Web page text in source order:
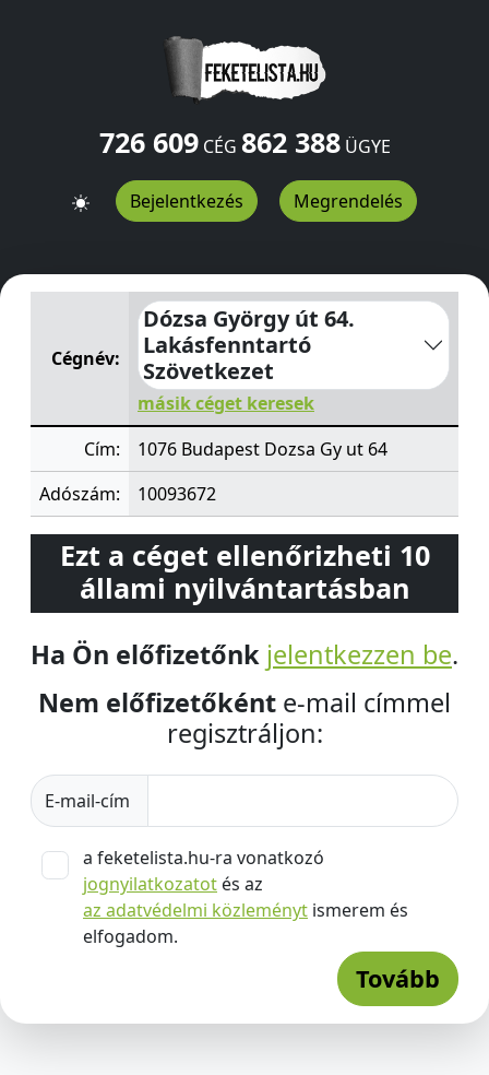
726 609CÉG 862 388ÜGYE
Bejelentkezés Megrendelés
Dózsa György út 64. Lakásfenntartó Szövetkezet
Cégnév:
Dózsa György út 64.
Lakásfenntartó
Szövetkezet
másik céget keresek
Cím:
1076 Budapest Dozsa Gy ut 64
Adószám:
10093672
Ezt a céget ellenőrizheti 10
állami nyilvántartásban
Ha Ön előfizetőnk jelentkezzen be.
Nem előfizetőként e-mail címmel
regisztráljon:
E-mail-cím
a feketelista.hu-ra vonatkozó
jognyilatkozatot és az
az adatvédelmi közleményt ismerem és
elfogadom.
Tovább